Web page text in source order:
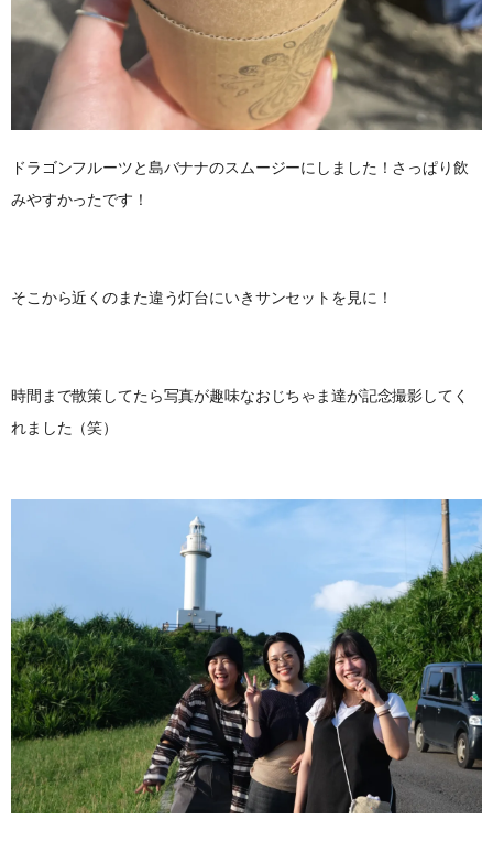
ドラゴンフルーツと島バナナのスムージーにしました！さっぱり飲
みやすかったです！
そこから近くのまた違う灯台にいきサンセットを見に！
時間まで散策してたら写真が趣味なおじちゃま達が記念撮影してく
れました（笑）